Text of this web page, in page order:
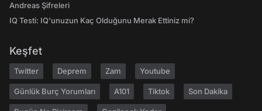
Andreas Şifreleri
IQ Testi: IQ'unuzun Kaç Olduğunu Merak Ettiniz mi?
Keşfet
Twitter Deprem Zam Youtube
Günlük Burç Yorumları A101 Tiktok Son Dakika